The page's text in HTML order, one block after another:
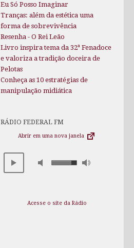
Eu Só Posso Imaginar
Tranças: além da estética uma
forma de sobrevivência
Resenha - O Rei Leão
Livro inspira tema da 32ª Fenadoce
e valoriza a tradição doceira de
Pelotas
Conheça as 10 estratégias de
manipulação midiática
RÁDIO FEDERAL FM
Abrir em uma nova janela
Acesse o site da Rádio